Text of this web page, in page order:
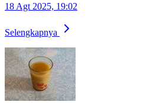
18 Agt 2025, 19:02
Selengkapnya